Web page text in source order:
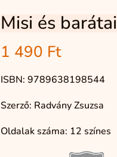
Misi és barátai
1 490 Ft
ISBN: 9789638198544
Szerző: Radvány Zsuzsa
Oldalak száma: 12 színes